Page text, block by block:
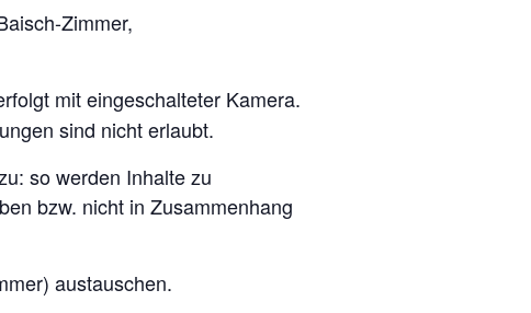
Zimmer,
mit eingeschalteter Kamera.
sind nicht erlaubt.
so werden Inhalte zu
bzw. nicht in Zusammenhang
austauschen.